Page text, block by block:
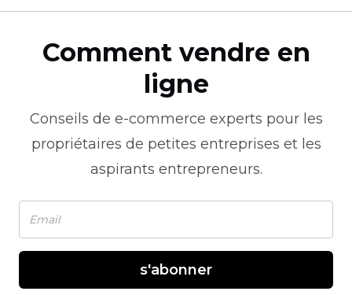
Comment vendre en
ligne
Conseils de e-commerce experts pour les
propriétaires de petites entreprises et les
aspirants entrepreneurs.
s'abonner